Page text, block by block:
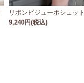
リボンビジューポシェット
9,240円(税込)